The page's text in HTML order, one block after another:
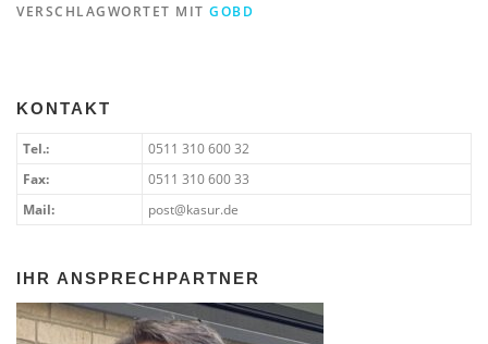
VERSCHLAGWORTET MIT GOBD
KONTAKT
Tel.:
0511 310 600 32
Fax:
0511 310 600 33
Mail:
post@kasur.de
IHR ANSPRECHPARTNER